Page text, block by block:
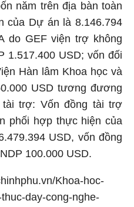
năm trên địa bàn toàn
của Dự án là 8.146.794
do GEF viện trợ không
1.517.400 USD; vốn đối
Hàn lâm Khoa học và
USD tương đương
trợ: Vốn đồng tài trợ
phối hợp thực hiện của
USD, vốn đồng
100.000 USD.
Khoa-hoc-
day-cong-nghe-